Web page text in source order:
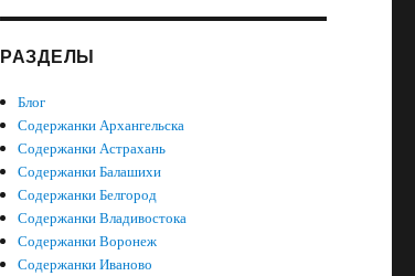
РАЗДЕЛЫ
Блог
Содержанки Архангельска
Содержанки Астрахань
Содержанки Балашихи
Содержанки Белгород
Содержанки Владивостока
Содержанки Воронеж
Содержанки Иваново